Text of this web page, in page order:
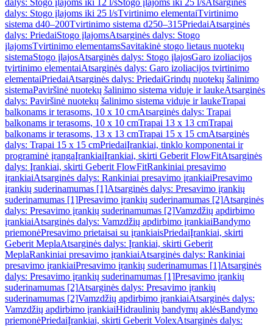
dalys: Stogo įlajoms iki 12 l/sStogo įlajoms iki 25 l/sAtsarginės
dalys: Stogo įlajoms iki 25 l/sTvirtinimo elementaiTvirtinimo
sistema d40–200Tvirtinimo sistema d250–315PriedaiAtsarginės
dalys: PriedaiStogo įlajomsAtsarginės dalys: Stogo
įlajomsTvirtinimo elementamsSavitakinė stogo lietaus nuotekų
sistemaStogo įlajosAtsarginės dalys: Stogo įlajosGaro izoliacijos
tvirtinimo elementaiAtsarginės dalys: Garo izoliacijos tvirtinimo
elementaiPriedaiAtsarginės dalys: PriedaiGrindų nuotekų šalinimo
sistemaPaviršinė nuotekų šalinimo sistema viduje ir laukeAtsarginės
dalys: Paviršinė nuotekų šalinimo sistema viduje ir laukeTrapai
balkonams ir terasoms, 10 x 10 cmAtsarginės dalys: Trapai
balkonams ir terasoms, 10 x 10 cmTrapai 13 x 13 cmTrapai
balkonams ir terasoms, 13 x 13 cmTrapai 15 x 15 cmAtsarginės
dalys: Trapai 15 x 15 cmPriedaiĮrankiai, tinklo komponentai ir
programinė įrangaĮrankiaiĮrankiai, skirti Geberit FlowFitAtsarginės
dalys: Įrankiai, skirti Geberit FlowFitRankiniai presavimo
įrankiaiAtsarginės dalys: Rankiniai presavimo įrankiaiPresavimo
įrankių suderinamumas [1]Atsarginės dalys: Presavimo įrankių
suderinamumas [1]Presavimo įrankių suderinamumas [2]Atsarginės
dalys: Presavimo įrankių suderinamumas [2]Vamzdžių apdirbimo
įrankiaiAtsarginės dalys: Vamzdžių apdirbimo įrankiaiBandymo
priemonėPresavimo prietaisai su įrankiaisPriedaiĮrankiai, skirti
Geberit MeplaAtsarginės dalys: Įrankiai, skirti Geberit
MeplaRankiniai presavimo įrankiaiAtsarginės dalys: Rankiniai
presavimo įrankiaiPresavimo įrankių suderinamumas [1]Atsarginės
dalys: Presavimo įrankių suderinamumas [1]Presavimo įrankių
suderinamumas [2]Atsarginės dalys: Presavimo įrankių
suderinamumas [2]Vamzdžių apdirbimo įrankiaiAtsarginės dalys:
Vamzdžių apdirbimo įrankiaiHidraulinių bandymų aklėsBandymo
priemonėPriedaiĮrankiai, skirti Geberit VolexAtsarginės dalys: